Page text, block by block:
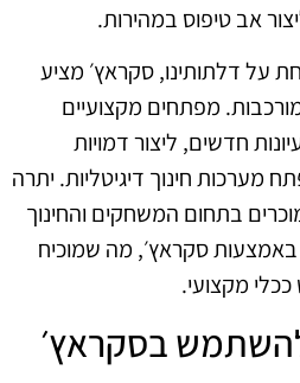
אב טיפוס במהירות.
על דלתותינו, סקראץ׳ מציע
מפתחים מקצועיים
חדשים, ליצור דמויות
מערכות חינוך דיגיטליות. יתרה
בתחום המשחקים והחינוך
באמצעות סקראץ׳, מה שמוכיח
מקצועי.
ניתן להשתמש בסקראץ׳